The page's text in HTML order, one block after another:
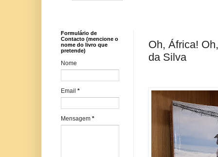
Oh, África!
da Silva
Formulário de
Contacto (mencione o
nome do livro que
pretende)
Nome
Email *
Mensagem *